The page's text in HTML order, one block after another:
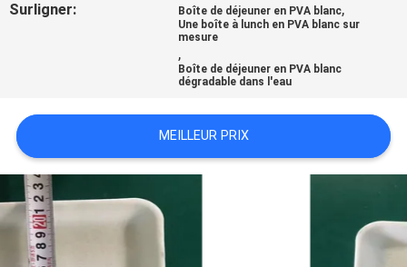
QUALITÉ
DEMANDEZ
UN DEVIS
PLAN
DU
Surligner: Boîte de déjeuner en PVA blanc,
Une boîte à lunch en PVA blanc sur
mesure
,
Boîte de déjeuner en PVA blanc
dégradable dans l'eau
MEILLEUR PRIX